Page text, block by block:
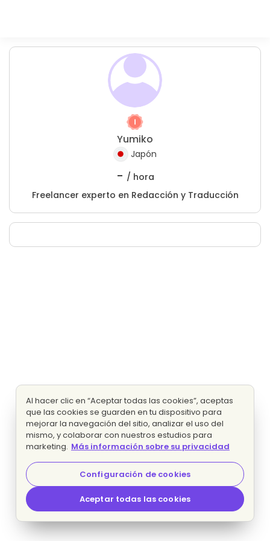
Yumiko
Japón
- / hora
Freelancer experto en Redacción y Traducción
Al hacer clic en “Aceptar todas las cookies”, aceptas
que las cookies se guarden en tu dispositivo para
mejorar la navegación del sitio, analizar el uso del
mismo, y colaborar con nuestros estudios para
marketing. Más información sobre su privacidad
Configuración de cookies
Aceptar todas las cookies